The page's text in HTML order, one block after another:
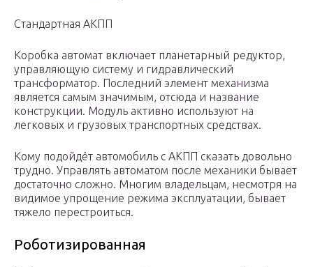
Стандартная АКПП
Коробка автомат включает планетарный редуктор,
управляющую систему и гидравлический
трансформатор. Последний элемент механизма
является самым значимым, отсюда и название
конструкции. Модуль активно используют на
легковых и грузовых транспортных средствах.
Кому подойдёт автомобиль с АКПП сказать довольно
трудно. Управлять автоматом после механики бывает
достаточно сложно. Многим владельцам, несмотря на
видимое упрощение режима эксплуатации, бывает
тяжело перестроиться.
Роботизированная